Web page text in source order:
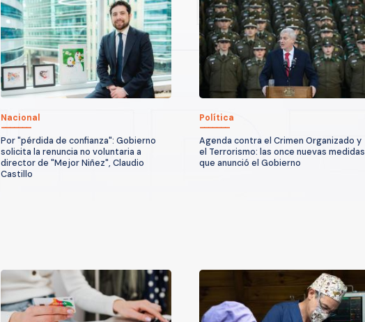
Nacional
Por "pérdida de confianza": Gobierno
solicita la renuncia no voluntaria a
director de "Mejor Niñez", Claudio
Castillo
Política
Agenda contra el Crimen Organizado y
el Terrorismo: las once nuevas medidas
que anunció el Gobierno